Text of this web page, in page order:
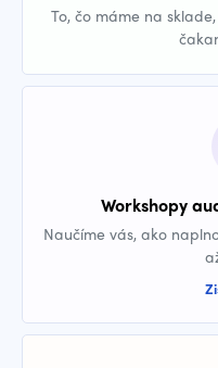
To, čo máme na
Workshopy
Naučíme vás, ako